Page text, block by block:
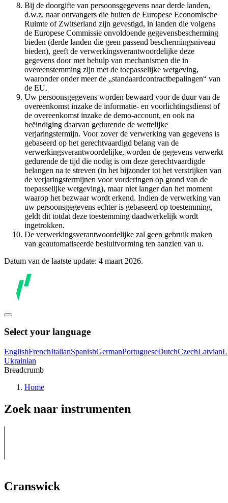
Bij de doorgifte van persoonsgegevens naar derde landen,
d.w.z. naar ontvangers die buiten de Europese Economische
Ruimte of Zwitserland zijn gevestigd, in landen die volgens
de Europese Commissie onvoldoende gegevensbescherming
bieden (derde landen die geen passend beschermingsniveau
bieden), geeft de verwerkingsverantwoordelijke deze
gegevens door met behulp van mechanismen die in
overeenstemming zijn met de toepasselijke wetgeving,
waaronder onder meer de „standaardcontractbepalingen“ van
de EU.
Uw persoonsgegevens worden bewaard voor de duur van de
overeenkomst inzake de informatie- en voorlichtingsdienst of
de overeenkomst inzake de demo-account, en ook na
beëindiging daarvan gedurende de wettelijke
verjaringstermijn. Voor zover de verwerking van gegevens is
gebaseerd op het gerechtvaardigd belang van de
verwerkingsverantwoordelijke, worden de gegevens verwerkt
gedurende de tijd die nodig is om deze gerechtvaardigde
belangen na te streven (in het bijzonder tot het verstrijken van
de verjaringstermijnen voor vorderingen op grond van de
toepasselijke wetgeving), maar niet langer dan het moment
waarop het bezwaar wordt erkend. Indien de verwerking van
uw persoonsgegevens echter is gebaseerd op toestemming,
geldt dit totdat deze toestemming daadwerkelijk wordt
ingetrokken.
De verwerkingsverantwoordelijke zal geen gebruik maken
van geautomatiseerde besluitvorming ten aanzien van u.
Datum van de laatste update: 4 maart 2026.
Select your language
EnglishFrenchItalianSpanishGermanPortugueseDutchCzechLatvian
Ukrainian
Breadcrumb
Home
Zoek naar instrumenten
Cranswick